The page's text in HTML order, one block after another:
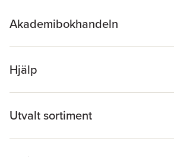
Akademibokhandeln
Hjälp
Utvalt sortiment